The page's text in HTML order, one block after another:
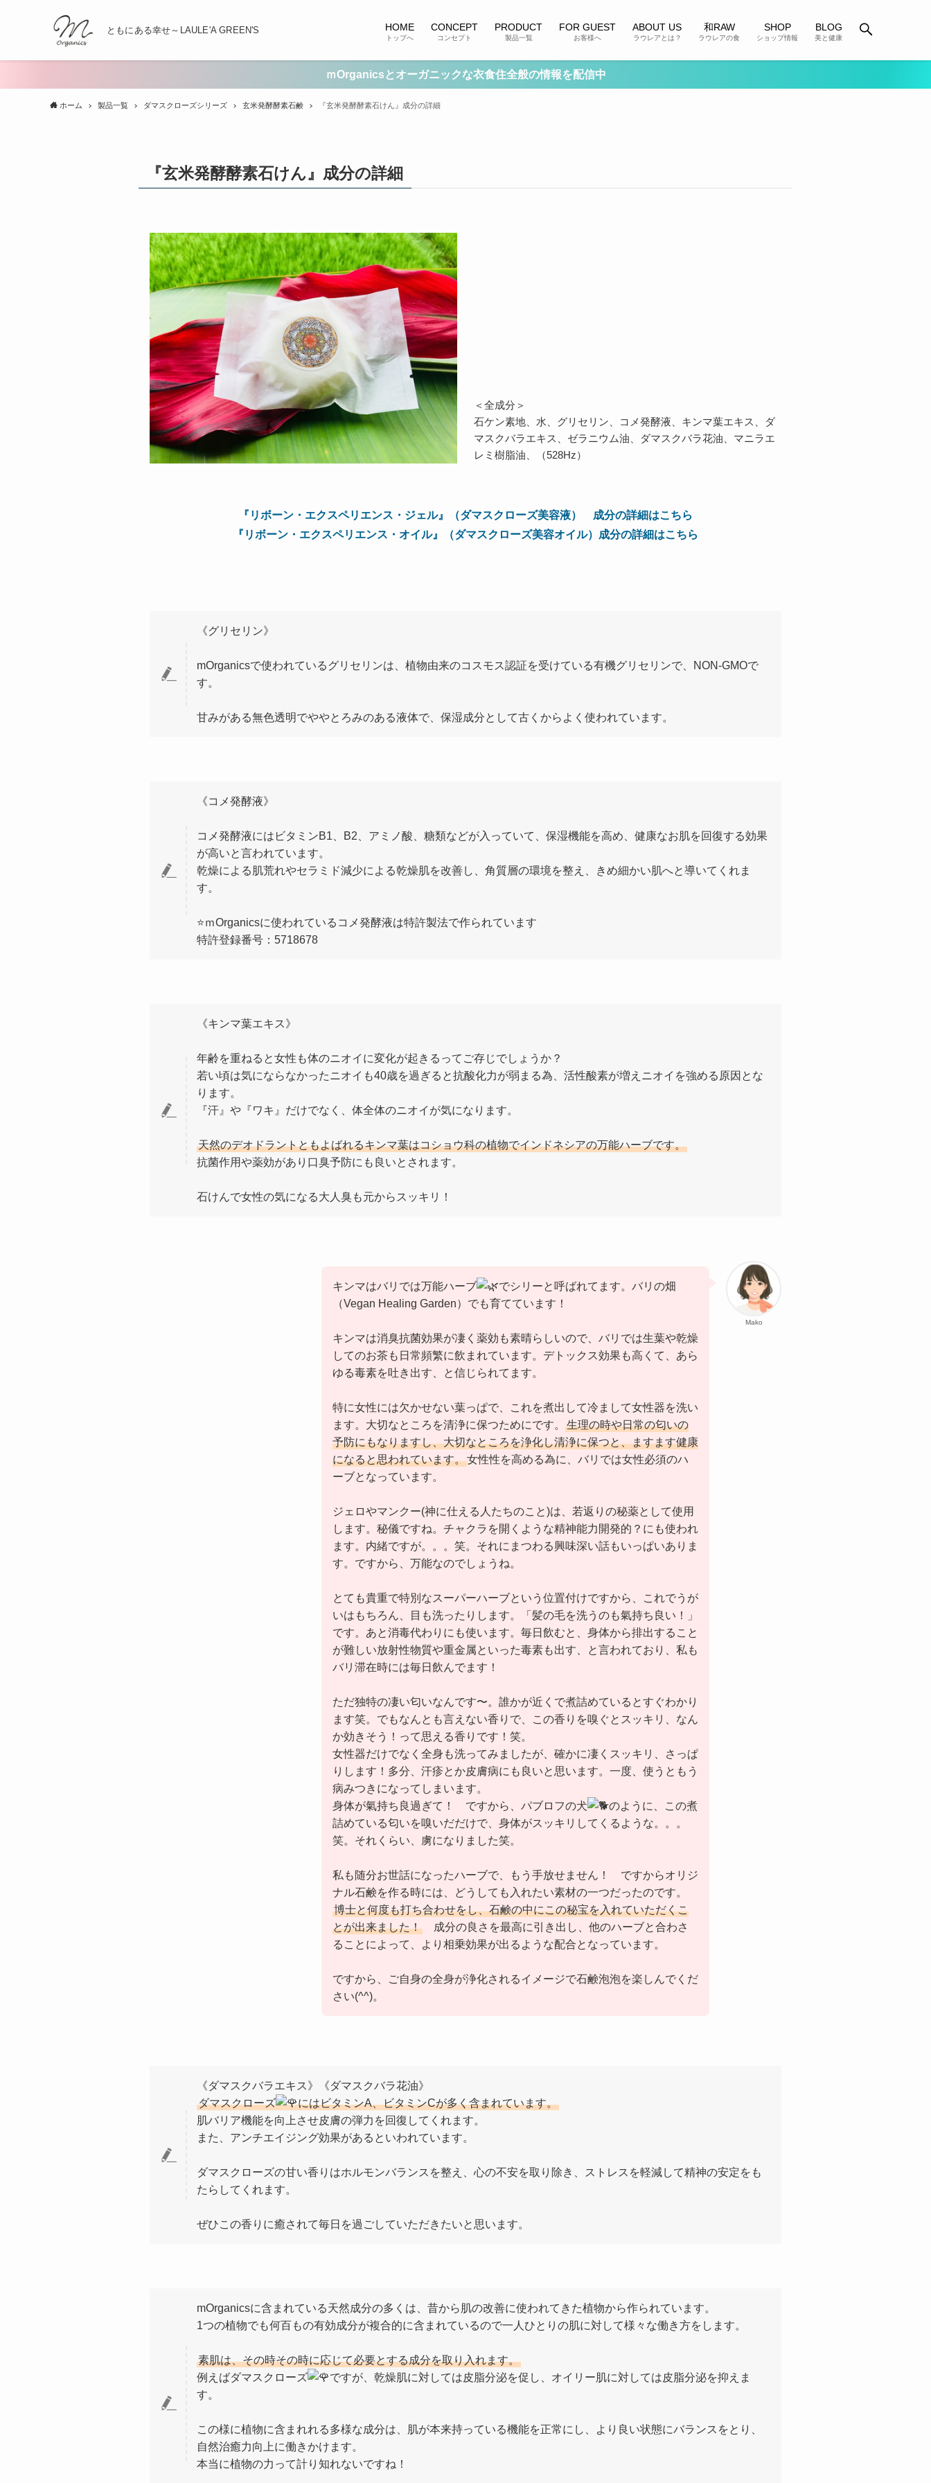
ともにある幸せ～LAULE'A GREEN'S HOME
トップへ
CONCEPT
コンセプト
PRODUCT
製品一覧
FOR GUEST
お客様へ
ABOUT US
ラウレアとは？
和RAW
ラウレアの食
SHOP
ショップ情報
BLOG
美と健康
ｍOrganicsとオーガニックな衣食住全般の情報を配信中
ホーム 製品一覧 ダマスクローズシリーズ 玄米発酵酵素石鹸 『玄米発酵酵素石けん』成分の詳細
『玄米発酵酵素石けん』成分の詳細
＜全成分＞
石ケン素地、水、グリセリン、コメ発酵液、キンマ葉エキス、ダ
マスクバラエキス、ゼラニウム油、ダマスクバラ花油、マニラエ
レミ樹脂油、（528Hz）
『リボーン・エクスペリエンス・ジェル』（ダマスクローズ美容液） 成分の詳細はこちら
『リボーン・エクスペリエンス・オイル』（ダマスクローズ美容オイル）成分の詳細はこちら
《グリセリン》
mOrganicsで使われているグリセリンは、植物由来のコスモス認証を受けている有機グリセリンで、NON-GMOで
す。
甘みがある無色透明でややとろみのある液体で、保湿成分として古くからよく使われています。
《コメ発酵液》
コメ発酵液にはビタミンB1、B2、アミノ酸、糖類などが入っていて、保湿機能を高め、健康なお肌を回復する効果
が高いと言われています。
乾燥による肌荒れやセラミド減少による乾燥肌を改善し、角質層の環境を整え、きめ細かい肌へと導いてくれま
す。
⭐️ｍOrganicsに使われているコメ発酵液は特許製法で作られています
特許登録番号：5718678
《キンマ葉エキス》
年齢を重ねると女性も体のニオイに変化が起きるってご存じでしょうか？
若い頃は気にならなかったニオイも40歳を過ぎると抗酸化力が弱まる為、活性酸素が増えニオイを強める原因とな
ります。
『汗』や『ワキ』だけでなく、体全体のニオイが気になります。
天然のデオドラントともよばれるキンマ葉はコショウ科の植物でインドネシアの万能ハーブです。
抗菌作用や薬効があり口臭予防にも良いとされます。
石けんで女性の気になる大人臭も元からスッキリ！
Mako
キンマはバリでは万能ハーブ
でシリーと呼ばれてます。バリの畑
（Vegan Healing Garden）でも育てています！
キンマは消臭抗菌効果が凄く薬効も素晴らしいので、バリでは生葉や乾燥
してのお茶も日常頻繁に飲まれています。デトックス効果も高くて、あら
ゆる毒素を吐き出す、と信じられてます。
特に女性には欠かせない葉っぱで、これを煮出して冷まして女性器を洗い
ます。大切なところを清浄に保つためにです。
生理の時や日常の匂いの
予防にもなりますし、大切なところを浄化し清浄に保つと、ますます健康
になると思われています。女性性を高める為に、バリでは女性必須のハ
ーブとなっています。
ジェロやマンクー(神に仕える人たちのこと)は、若返りの秘薬として使用
します。秘儀ですね。チャクラを開くような精神能力開発的？にも使われ
ます。内緒ですが。。。笑。それにまつわる興味深い話もいっぱいありま
す。ですから、万能なのでしょうね。
とても貴重で特別なスーパーハーブという位置付けですから、これでうが
いはもちろん、目も洗ったりします。「髪の毛を洗うのも氣持ち良い！」
です。あと消毒代わりにも使います。毎日飲むと、身体から排出すること
が難しい放射性物質や重金属といった毒素も出す、と言われており、私も
バリ滞在時には毎日飲んでます！
ただ独特の凄い匂いなんです〜。誰かが近くで煮詰めているとすぐわかり
ます笑。でもなんとも言えない香りで、この香りを嗅ぐとスッキリ、なん
か効きそう！って思える香りです！笑。
女性器だけでなく全身も洗ってみましたが、確かに凄くスッキリ、さっぱ
りします！多分、汗疹とか皮膚病にも良いと思います。一度、使うともう
病みつきになってしまいます。
身体が氣持ち良過ぎて！ ですから、パブロフの犬
のように、この煮
詰めている匂いを嗅いだだけで、身体がスッキリしてくるような。。。
笑。それくらい、虜になりました笑。
私も随分お世話になったハーブで、もう手放せません！ ですからオリジ
ナル石鹸を作る時には、どうしても入れたい素材の一つだったのです。
博士と何度も打ち合わせをし、石鹸の中にこの秘宝を入れていただくこ
とが出来ました！
成分の良さを最高に引き出し、他のハーブと合わさ
ることによって、より相乗効果が出るような配合となっています。
ですから、ご自身の全身が浄化されるイメージで石鹸泡泡を楽しんでくだ
さい(^^)。
《ダマスクバラエキス》《ダマスクバラ花油》
ダマスクローズ
にはビタミンA、ビタミンCが多く含まれています。
肌バリア機能を向上させ皮膚の弾力を回復してくれます。
また、アンチエイジング効果があるといわれています。
ダマスクローズの甘い香りはホルモンバランスを整え、心の不安を取り除き、ストレスを軽減して精神の安定をも
たらしてくれます。
ぜひこの香りに癒されて毎日を過ごしていただきたいと思います。
mOrganicsに含まれている天然成分の多くは、昔から肌の改善に使われてきた植物から作られています。
1つの植物でも何百もの有効成分が複合的に含まれているので一人ひとりの肌に対して様々な働き方をします。
素肌は、その時その時に応じて必要とする成分を取り入れます。
例えばダマスクローズ
ですが、乾燥肌に対しては皮脂分泌を促し、オイリー肌に対しては皮脂分泌を抑えま
す。
この様に植物に含まれれる多様な成分は、肌が本来持っている機能を正常にし、より良い状態にバランスをとり、
自然治癒力向上に働きかけます。
本当に植物の力って計り知れないですね！